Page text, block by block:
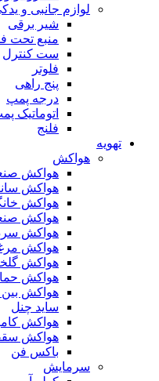
لوازم جانبی و
شیر برقی
منبع تحت
ست کنترل
فلوتر
پنج راهی
درجه پمپ
اتوماتیک
فلنج
تهویه
هواکش
هواکش
هواکش
هواکش
هواکش
هواکش
هواکش
هواکش
هواکش
هواکش بین
ساید چنل
هواکش
هواکش
باکس فن
سرمایش